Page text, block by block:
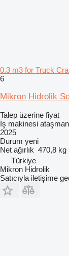
0.3 m3 for Truck
6
Mikron Hidrolik
Talep üzerine fiyat
İş makinesi
2025
Durum yeni
Net ağırlık 470,8 kg
Türkiye
Mikron Hidrolik
Satıcıyla iletişime